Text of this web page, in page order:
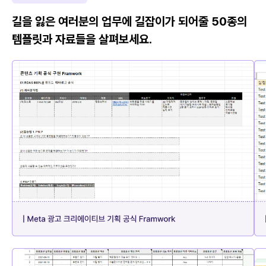
길을 잃은 여러분의 업무에 길잡이가 되어줄 50종의
템플릿과 자료들을 살펴보세요.